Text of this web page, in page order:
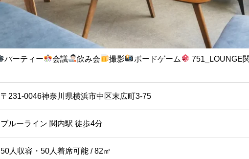
パーティー 会議 飲み会 撮影 ボードゲーム 751_LOUNGE
〒231-0046神奈川県横浜市中区末広町3-75
ブルーライン 関内駅 徒歩4分
50人収容・50人着席可能 / 82㎡